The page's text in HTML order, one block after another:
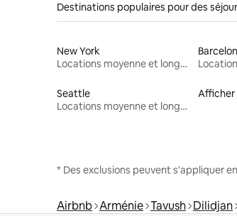
Destinations populaires pour des
New York
Locations moyenne et longue durée
Seattle
Locations moyenne et longue durée
Afficher
* Des exclusions peuvent s'appliquer
Airbnb Arménie Tavush Dilidjan